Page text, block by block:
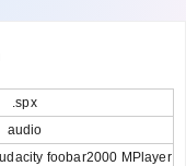
.spx
audio
foobar2000 MPlayer